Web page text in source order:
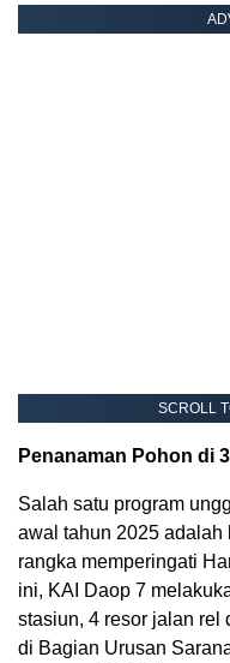
SCROLL
Penanaman Pohon di
Salah satu program
awal tahun 2025 adalah
rangka memperingati
ini, KAI Daop 7
stasiun, 4 resor jalan rel
di Bagian Urusan